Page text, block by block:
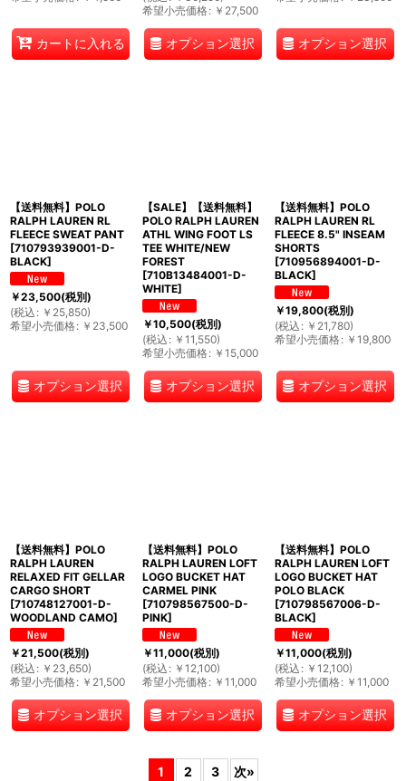
カートに入れる
希望小売価格: ￥ 27,500
オプション選択 オプション選択
【送料無料】POLO
RALPH LAUREN RL
FLEECE SWEAT PANT
[710793939001-D-
BLACK]
￥23,500(税別)
(税込 : ￥ 25,850)
希望小売価格: ￥ 23,500
オプション選択
【SALE】【送料無料】
POLO RALPH LAUREN
ATHL WING FOOT LS
TEE WHITE/NEW
FOREST
[710B13484001-D-
WHITE]
￥10,500(税別)
(税込 : ￥ 11,550)
希望小売価格: ￥ 15,000
オプション選択
【送料無料】POLO
RALPH LAUREN RL
FLEECE 8.5" INSEAM
SHORTS
[710956894001-D-
BLACK]
￥19,800(税別)
(税込 : ￥ 21,780)
希望小売価格: ￥ 19,800
オプション選択
【送料無料】POLO
RALPH LAUREN
RELAXED FIT GELLAR
CARGO SHORT
[710748127001-D-
WOODLAND CAMO]
￥21,500(税別)
(税込 : ￥ 23,650)
希望小売価格: ￥ 21,500
オプション選択
【送料無料】POLO
RALPH LAUREN LOFT
LOGO BUCKET HAT
CARMEL PINK
[710798567500-D-
PINK]
￥11,000(税別)
(税込 : ￥ 12,100)
希望小売価格: ￥ 11,000
オプション選択
【送料無料】POLO
RALPH LAUREN LOFT
LOGO BUCKET HAT
POLO BLACK
[710798567006-D-
BLACK]
￥11,000(税別)
(税込 : ￥ 12,100)
希望小売価格: ￥ 11,000
オプション選択
1 2 3 次»